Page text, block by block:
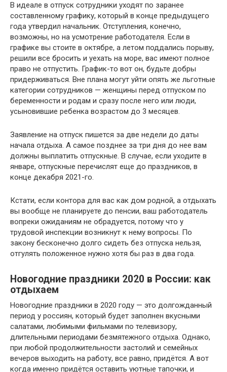
В идеале в отпуск сотрудники уходят по заранее
составленному графику, который в конце предыдущего
года утвердил начальник. Отступления, конечно,
возможны, но на усмотрение работодателя. Если в
графике вы стоите в октябре, а летом поддались порыву,
решили все бросить и уехать на море, вас имеют полное
право не отпустить. График-то вот он, будьте добры
придерживаться. Вне плана могут уйти опять же льготные
категории сотрудников — женщины перед отпуском по
беременности и родам и сразу после него или люди,
усыновившие ребенка возрастом до 3 месяцев.
Заявление на отпуск пишется за две недели до даты
начала отдыха. А самое позднее за три дня до нее вам
должны выплатить отпускные. В случае, если уходите в
январе, отпускные перечислят еще до праздников, в
конце декабря 2021-го.
Кстати, если контора для вас как дом родной, а отдыхать
вы вообще не планируете до пенсии, ваш работодатель
вопреки ожиданиям не обрадуется, потому что у
трудовой инспекции возникнут к нему вопросы. По
закону бесконечно долго сидеть без отпуска нельзя,
отгулять положенное нужно хотя бы раз в два года.
Новогодние праздники 2020 в России: как
отдыхаем
Новогодние праздники в 2020 году — это долгожданный
период у россиян, который будет заполнен вкусными
салатами, любимыми фильмами по телевизору,
длительными периодами безмятежного отдыха. Однако,
при любой продолжительности застолий и семейных
вечеров выходить на работу, все равно, придётся. А вот
когда именно придётся оставить уютные тапочки, и